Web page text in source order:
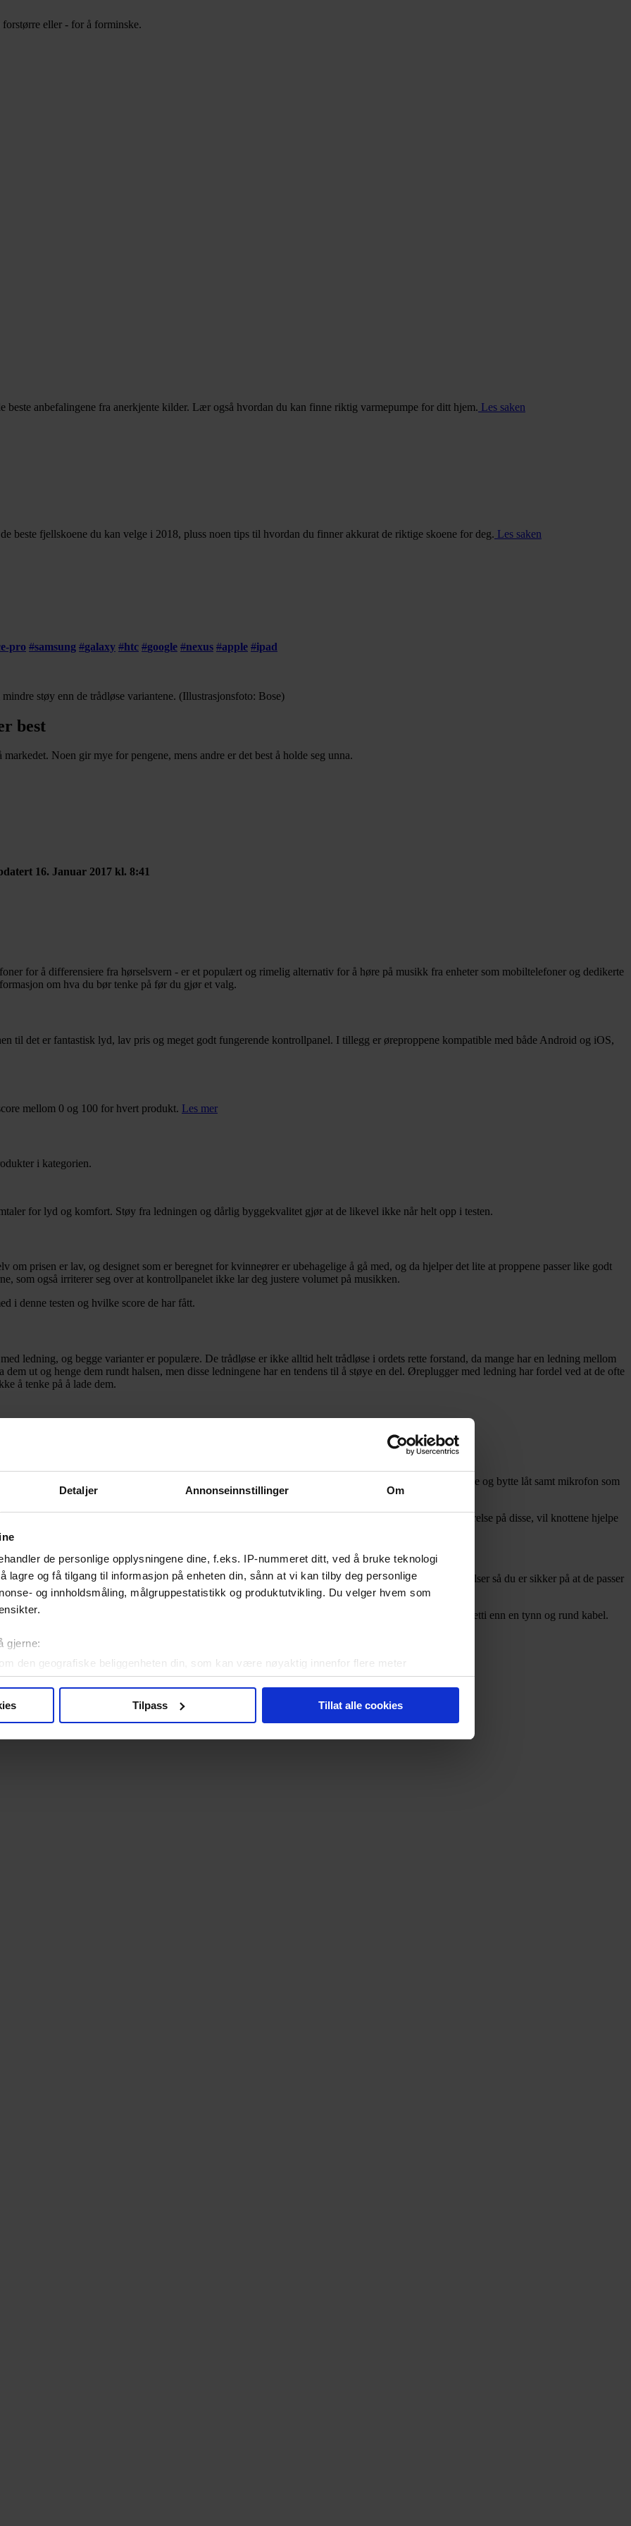
Detaljer Annonseinnstillinger Om
de personlige opplysningene dine, f.eks. IP-nummeret ditt, ved å bruke teknologi
lagre og få tilgang til informasjon på enheten din, sånn at vi kan tilby deg personlige
og innholdsmåling, målgruppestatistikk og produktutvikling. Du velger hvem som
gjerne:
den geografiske beliggenheten din, som kan være nøyaktig innenfor flere meter
ved å aktivt skanne den for bestemte karakteristikker (fingeravtrykk)
hvordan dine personlige data behandles og hvordan du kan velge hvordan de skal brukes.
Tilpass Tillat alle cookies
eller - for å forminske.
beste anbefalingene fra anerkjente kilder. Lær også hvordan du kan finne riktig varmepumpe for ditt hjem. Les saken
beste fjellskoene du kan velge i 2018, pluss noen tips til hvordan du finner akkurat de riktige skoene for deg. Les saken
pro #samsung #galaxy #htc #google #nexus #apple #ipad
støy enn de trådløse variantene. (Illustrasjonsfoto: Bose)
best
Noen gir mye for pengene, mens andre er det best å holde seg unna.
16. Januar 2017 kl. 8:41
for å differensiere fra hørselsvern - er et populært og rimelig alternativ for å høre på musikk fra enheter som mobiltelefoner og dedikerte
om hva du bør tenke på før du gjør et valg.
til det er fantastisk lyd, lav pris og meget godt fungerende kontrollpanel. I tillegg er øreproppene kompatible med både Android og iOS,
mellom 0 og 100 for hvert produkt. Les mer
i kategorien.
for lyd og komfort. Støy fra ledningen og dårlig byggekvalitet gjør at de likevel ikke når helt opp i testen.
om prisen er lav, og designet som er beregnet for kvinneører er ubehagelige å gå med, og da hjelper det lite at proppene passer like godt
som også irriterer seg over at kontrollpanelet ikke lar deg justere volumet på musikken.
i denne testen og hvilke score de har fått.
ledning, og begge varianter er populære. De trådløse er ikke alltid helt trådløse i ordets rette forstand, da mange har en ledning mellom
ut og henge dem rundt halsen, men disse ledningene har en tendens til å støye en del. Øreplugger med ledning har fordel ved at de ofte
å tenke på å lade dem.
vanlige ørepropper å foretrekke fremfor trådløse ørepropper.
har da også mikrofon. Et godt og funksjonelt kontrollpanel bør ha volumjustering, mulighet for å pause og bytte låt samt mikrofon som
flere størrelser slik at du kan bruke de knottene som passer best for dine øreganger. Når du får riktig størrelse på disse, vil knottene hjelpe
lekker ut.
plass, spesielt under aktivitet og trening. For optimal passform bør også vingene følge med i ulike størrelser så du er sikker på at de passer
til brukervennlighet senere. En flat ledning med en matt materialkvalitet vil lage mindre kabelspaghetti enn en tynn og rund kabel.